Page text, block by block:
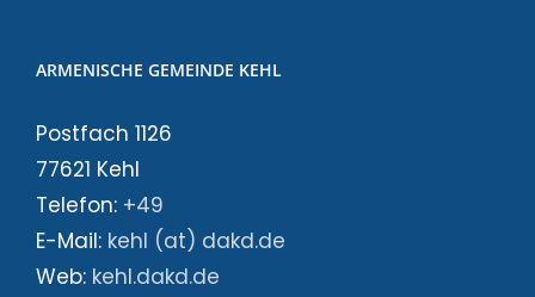
ARMENISCHE GEMEINDE KEHL
Postfach 1126
77621 Kehl
Telefon: +49
E-Mail: kehl (at) dakd.de
Web: kehl.dakd.de